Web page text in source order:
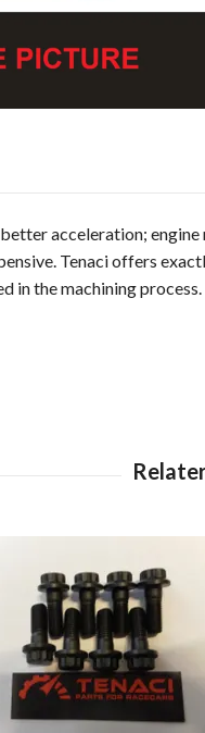
acceleration;
Tenaci offers
in the machining process.